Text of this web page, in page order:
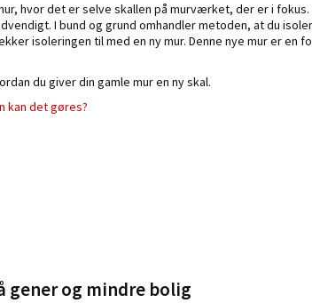
hvor det er selve skallen på murværket, der er i
I bund og grund omhandler metoden, at du
isoleringen til med en ny mur. Denne nye mur er en
du giver din gamle mur en ny skal.
kan det gøres?
gener og mindre bolig